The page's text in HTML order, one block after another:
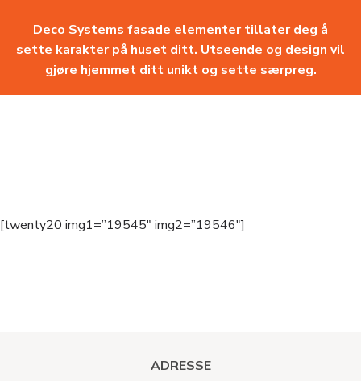
Deco Systems fasade elementer tillater deg å
sette karakter på huset ditt. Utseende og design vil
gjøre hjemmet ditt unikt og sette særpreg.
[twenty20 img1=”19545″ img2=”19546″]
ADRESSE